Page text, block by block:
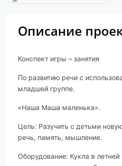
Описание
Конспект игры – занятия
По развитию речи с
младшей группе.
«Наша Маша маленька».
Цель: Разучить с детьми
речь, память, мышление.
Оборудование: Кукла в